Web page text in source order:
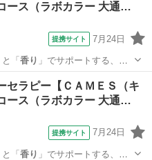
ース（ラボカラー 大通…
提携サイト 7月24日
「 香り 」でサポートする、人
ラピー【ＣＡＭＥＳ（キ
ース（ラボカラー 大通…
提携サイト 7月24日
「香り 」でサポートする、人